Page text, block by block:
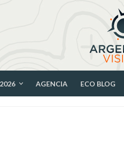
AGENCIA ECO BLOG